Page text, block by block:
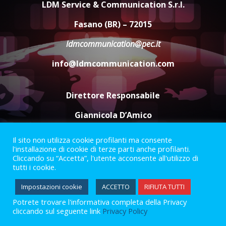
ottenere l’iscrizione
8 Agosto 2026 19:55
La Banda Città di Fasano apre
ufficialmente la Festa di
Savelletri
8 Agosto 2026 11:00
LDM Service & Communication S.r.l.
Fasano (BR) – 72015
ldmcommunication@pec.it
info@ldmcommunication.com
Direttore Responsabile
Giannicola D’Amico
Termini e Condizioni
Privacy Policy
Informazioni Legali
Facebook
Instagram
Youtube
2023 © Gofasano|Powered byCreativestudio
Il sito non utilizza cookie profilanti ma consente
l'installazione di cookie di terze parti anche profilanti.
Cliccando su “Accetta”, l'utente acconsente all'utilizzo di
tutti i cookie.
Impostazioni cookie ACCETTO RIFIUTA TUTTI
Potrete trovare l'informativa completa della Privacy
cliccando sul seguente link Privacy Policy